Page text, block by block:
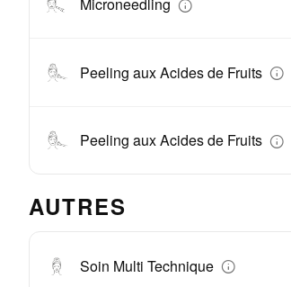
Microneedling
Peeling aux Acides de Fruits
Peeling aux Acides de Fruits
AUTRES
Soin Multi Technique